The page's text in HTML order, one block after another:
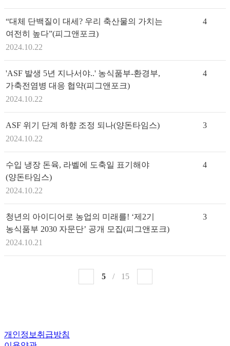
“대체 단백질이 대세? 우리 축산물의 가치는
여전히 높다”(피그앤포크)
2024.10.22
4
'ASF 발생 5년 지나서야..' 농식품부-환경부,
가축전염병 대응 협약(피그앤포크)
2024.10.22
4
ASF 위기 단계 하향 조정 되나(양돈타임스)
2024.10.22
3
수입 냉장 돈육, 라벨에 도축일 표기해야
(양돈타임스)
2024.10.22
4
청년의 아이디어로 농업의 미래를! ‘제2기
농식품부 2030 자문단’ 공개 모집(피그앤포크)
2024.10.21
3
5 / 15
개인정보취급방침